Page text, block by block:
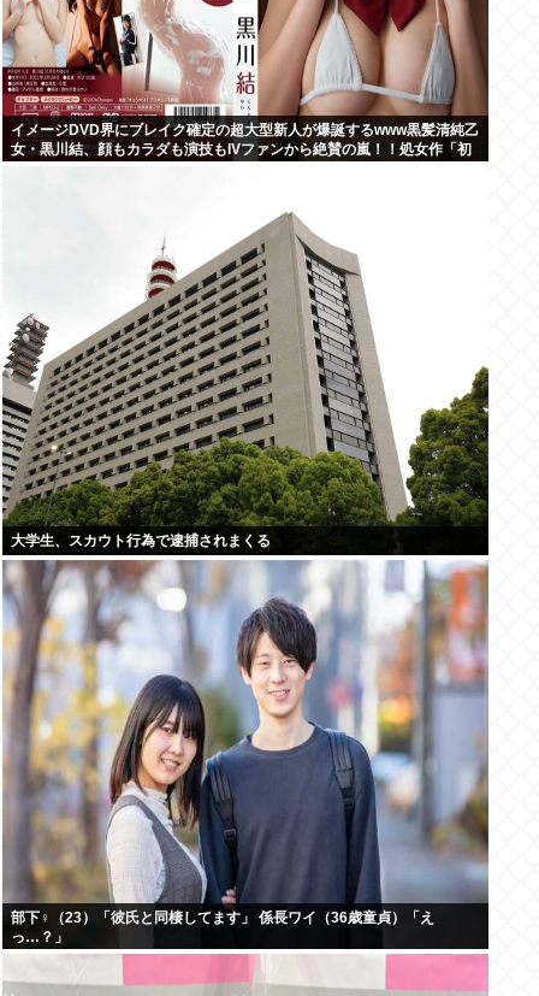
イメージDVD界にブレイク確定の超大型新人が爆誕するwww黒髪清純乙
女・黒川結、顔もカラダも演技もIVファンから絶賛の嵐！！処女作「初
大学生、スカウト行為で逮捕されまくる
部下♀（23）「彼氏と同棲してます」 係長ワイ（36歳童貞）「え
っ…？」